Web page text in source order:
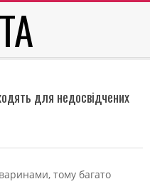
для недосвідчених
тому багато